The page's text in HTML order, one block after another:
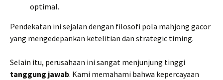
optimal.
Pendekatan ini sejalan dengan filosofi pola mahjong gacor
yang mengedepankan ketelitian dan strategic timing.
Selain itu, perusahaan ini sangat menjunjung tinggi
tanggung jawab. Kami memahami bahwa kepercayaan